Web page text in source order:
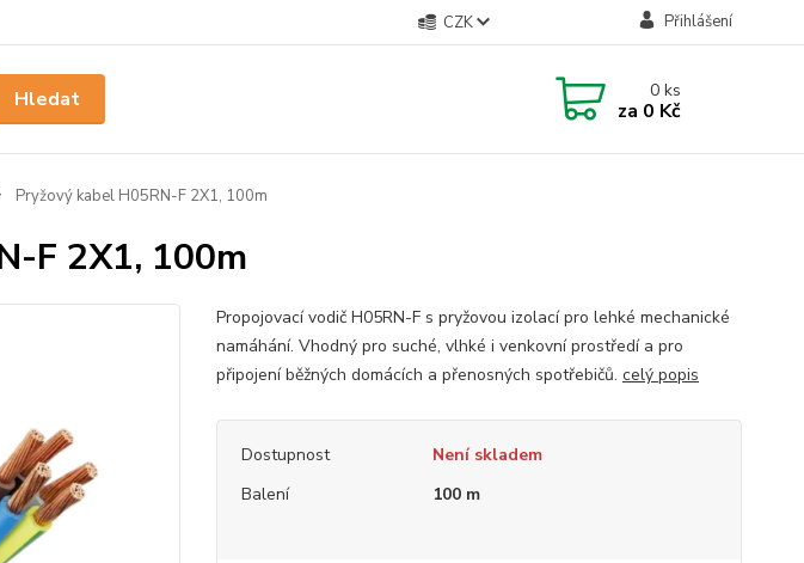
CZK Přihlášení
Hledat 0ks
za 0 Kč
Pryžový kabel H05RN-F 2X1, 100m
F 2X1, 100m
Propojovací vodič H05RN-F s pryžovou izolací pro lehké mechanické
namáhání. Vhodný pro suché, vlhké i venkovní prostředí a pro
připojení běžných domácích a přenosných spotřebičů. celý popis
Dostupnost
Není skladem
Balení
100 m